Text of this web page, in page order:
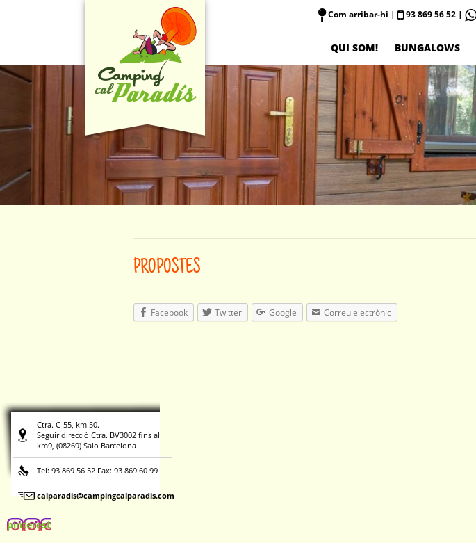
Com arribar-hi | 93 869 56 52 |
QUI SOM! BUNGALOWS
PROPOSTES
Facebook Twitter Google Correu electrònic
Ctra. C-55, km 50.
Seguir direcció Ctra. BV3002 fins al
km9, (08269) Salo Barcelona
Tel: 93 869 56 52 Fax: 93 869 60 99
calparadis@campingcalparadis.com
pinterest